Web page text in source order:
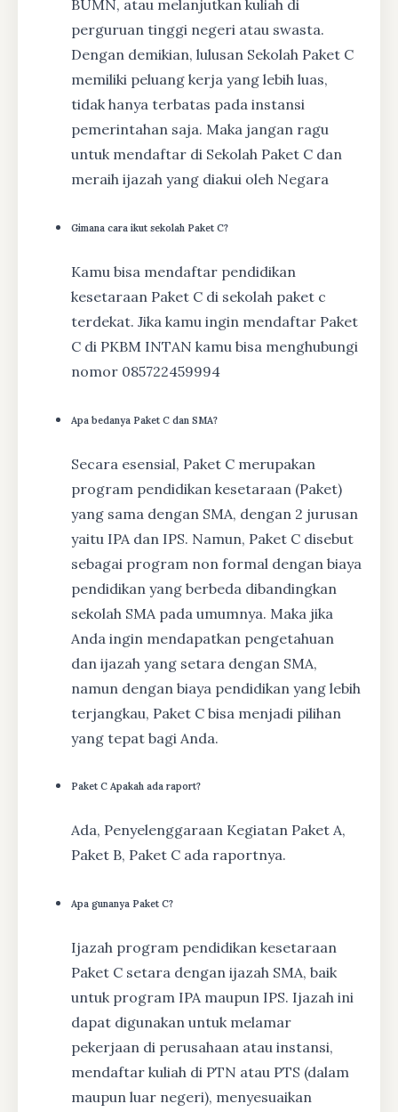
BUMN, atau melanjutkan kuliah di
perguruan tinggi negeri atau swasta.
Dengan demikian, lulusan Sekolah Paket C
memiliki peluang kerja yang lebih luas,
tidak hanya terbatas pada instansi
pemerintahan saja. Maka jangan ragu
untuk mendaftar di Sekolah Paket C dan
meraih ijazah yang diakui oleh Negara
Gimana cara ikut sekolah Paket C?
Kamu bisa mendaftar pendidikan
kesetaraan Paket C di sekolah paket c
terdekat. Jika kamu ingin mendaftar Paket
C di PKBM INTAN kamu bisa menghubungi
nomor 085722459994
Apa bedanya Paket C dan SMA?
Secara esensial, Paket C merupakan
program pendidikan kesetaraan (Paket)
yang sama dengan SMA, dengan 2 jurusan
yaitu IPA dan IPS. Namun, Paket C disebut
sebagai program non formal dengan biaya
pendidikan yang berbeda dibandingkan
sekolah SMA pada umumnya. Maka jika
Anda ingin mendapatkan pengetahuan
dan ijazah yang setara dengan SMA,
namun dengan biaya pendidikan yang lebih
terjangkau, Paket C bisa menjadi pilihan
yang tepat bagi Anda.
Paket C Apakah ada raport?
Ada, Penyelenggaraan Kegiatan Paket A,
Paket B, Paket C ada raportnya.
Apa gunanya Paket C?
Ijazah program pendidikan kesetaraan
Paket C setara dengan ijazah SMA, baik
untuk program IPA maupun IPS. Ijazah ini
dapat digunakan untuk melamar
pekerjaan di perusahaan atau instansi,
mendaftar kuliah di PTN atau PTS (dalam
maupun luar negeri), menyesuaikan